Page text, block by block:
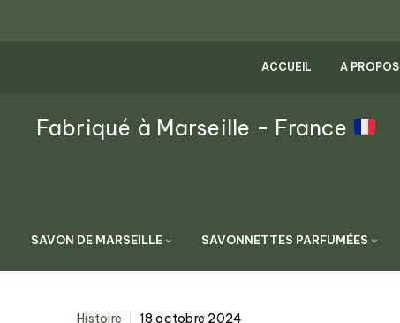
ACCUEIL A PROPOS
Fabriqué à Marseille - France
SAVON DE MARSEILLE SAVONNETTES PARFUMÉES
Histoire 18 octobre 2024